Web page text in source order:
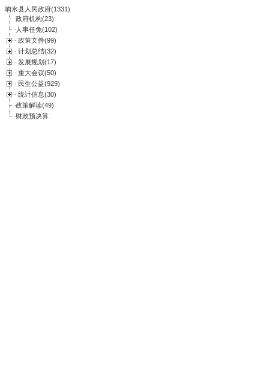
响水县人民政府(1331)
政府机构(23)
人事任免(102)
政策文件(99)
计划总结(32)
发展规划(17)
重大会议(50)
民生公益(929)
统计信息(30)
政策解读(49)
财政预决算